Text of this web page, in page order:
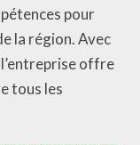
pour
la région. Avec
offre
tous les